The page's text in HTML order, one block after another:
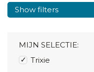
Show filters
MIJN SELECTIE:
Trixie